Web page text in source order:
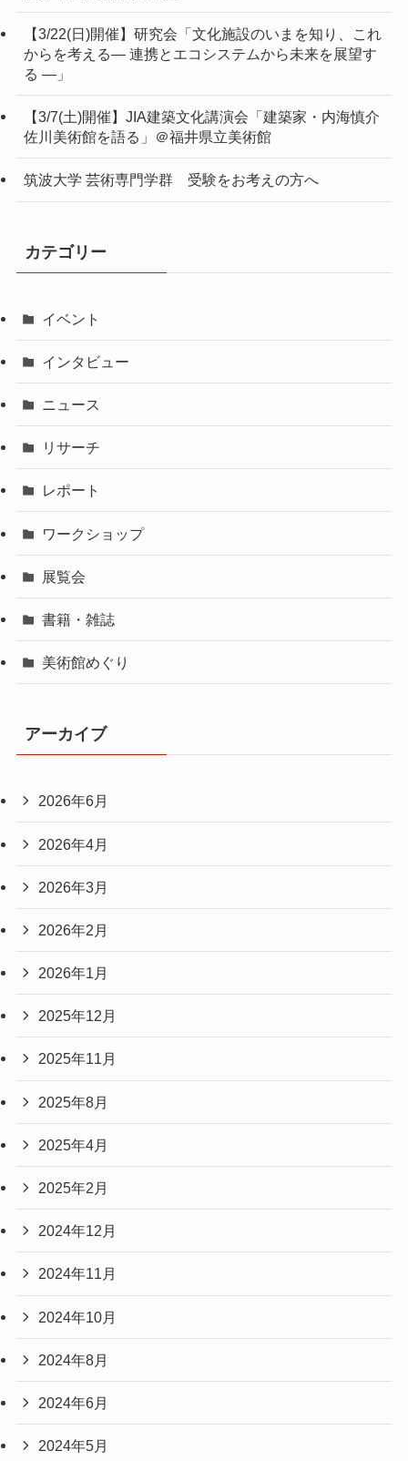
【3/22(日)開催】研究会「文化施設のいまを知り、これ
からを考える― 連携とエコシステムから未来を展望す
る ―」
【3/7(土)開催】JIA建築文化講演会「建築家・内海慎介
佐川美術館を語る」＠福井県立美術館
筑波大学 芸術専門学群 受験をお考えの方へ
カテゴリー
イベント
インタビュー
ニュース
リサーチ
レポート
ワークショップ
展覧会
書籍・雑誌
美術館めぐり
アーカイブ
2026年6月
2026年4月
2026年3月
2026年2月
2026年1月
2025年12月
2025年11月
2025年8月
2025年4月
2025年2月
2024年12月
2024年11月
2024年10月
2024年8月
2024年6月
2024年5月